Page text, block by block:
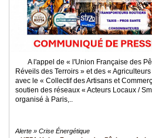
A l'appel de « l'Union Française des
Réveils des Terroirs » et des «
avec le « Collectif des Artisans et
soutien des réseaux « Acteurs Locaux /
organisé à Paris,..
Alerte » Crise Énergétique